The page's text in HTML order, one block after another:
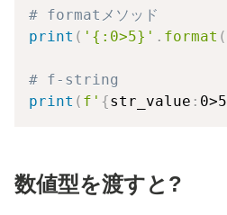
# formatメソッド
print ( '{:0>5}' . format (
# f-string
print ( f' {str_value : 0>5
数値型を渡すと?